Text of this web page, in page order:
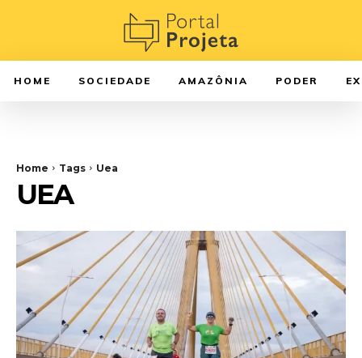
HOME SOCIEDADE AMAZÔNIA PODER
Home Tags Uea
UEA